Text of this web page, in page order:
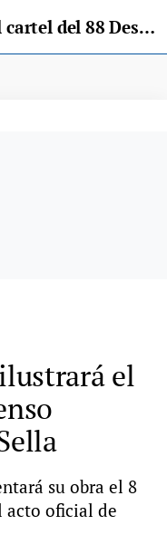
Sheila de la Maza ilustrará el cartel del 88 Descenso Internacional del Sella
el
su obra el 8
acto oficial de